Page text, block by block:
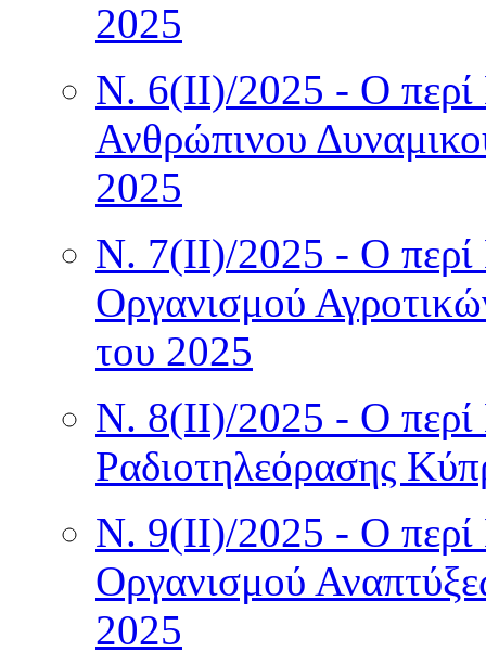
2025
Ν. 6(II)/2025 - Ο περί
Ανθρώπινου
2025
Ν. 7(II)/2025 - Ο περί
Οργανισμού
του 2025
Ν. 8(II)/2025 - Ο περί
Ραδιοτηλεόρασης
Ν. 9(II)/2025 - Ο περί
Οργανισμού
2025